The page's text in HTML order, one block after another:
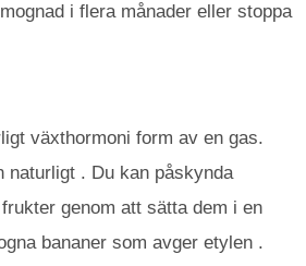
i flera månader eller stoppa
växthormoni form av en gas.
naturligt . Du kan påskynda
genom att sätta dem i en
bananer som avger etylen .